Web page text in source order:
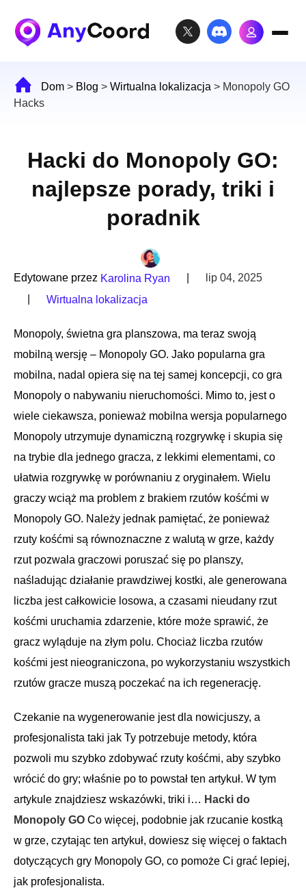
Dom > Blog > Wirtualna lokalizacja > Monopoly GO
Hacks
Hacki do Monopoly GO:
najlepsze porady, triki i
poradnik
Edytowane przez Karolina Ryan
lip 04, 2025
Wirtualna lokalizacja
Monopoly, świetna gra planszowa, ma teraz swoją
mobilną wersję – Monopoly GO. Jako popularna gra
mobilna, nadal opiera się na tej samej koncepcji, co gra
Monopoly o nabywaniu nieruchomości. Mimo to, jest o
wiele ciekawsza, ponieważ mobilna wersja popularnego
Monopoly utrzymuje dynamiczną rozgrywkę i skupia się
na trybie dla jednego gracza, z lekkimi elementami, co
ułatwia rozgrywkę w porównaniu z oryginałem. Wielu
graczy wciąż ma problem z brakiem rzutów kośćmi w
Monopoly GO. Należy jednak pamiętać, że ponieważ
rzuty kośćmi są równoznaczne z walutą w grze, każdy
rzut pozwala graczowi poruszać się po planszy,
naśladując działanie prawdziwej kostki, ale generowana
liczba jest całkowicie losowa, a czasami nieudany rzut
kośćmi uruchamia zdarzenie, które może sprawić, że
gracz wyląduje na złym polu. Chociaż liczba rzutów
kośćmi jest nieograniczona, po wykorzystaniu wszystkich
rzutów gracze muszą poczekać na ich regenerację.
Czekanie na wygenerowanie jest dla nowicjuszy, a
profesjonalista taki jak Ty potrzebuje metody, która
pozwoli mu szybko zdobywać rzuty kośćmi, aby szybko
wrócić do gry; właśnie po to powstał ten artykuł. W tym
artykule znajdziesz wskazówki, triki i… Hacki do
Monopoly GO Co więcej, podobnie jak rzucanie kostką
w grze, czytając ten artykuł, dowiesz się więcej o faktach
dotyczących gry Monopoly GO, co pomoże Ci grać lepiej,
jak profesjonalista.